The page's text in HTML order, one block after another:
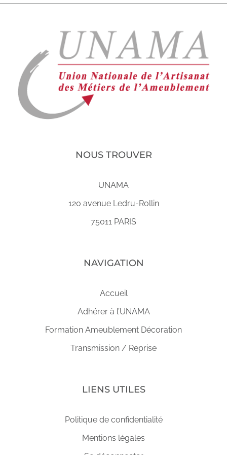
NOUS TROUVER
UNAMA
120 avenue Ledru-Rollin
75011 PARIS
NAVIGATION
Accueil
Adhérer à l’UNAMA
Formation Ameublement Décoration
Transmission / Reprise
LIENS UTILES
Politique de confidentialité
Mentions légales